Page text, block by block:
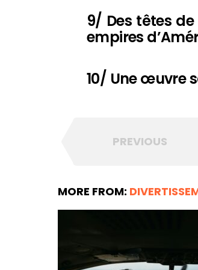
9/ Des têtes
empires
10/ Une œuvre
PREVIOUS
MORE FROM: